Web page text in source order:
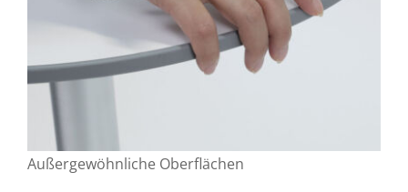
Außergewöhnliche Oberflächen